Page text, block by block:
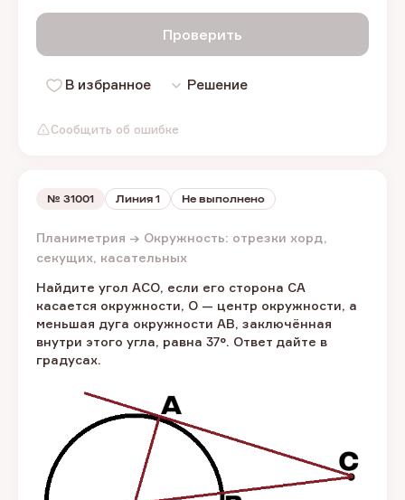
Сообщить об ошибке
Проверить
В избранное Решение
№ 31001 Линия 1 Не выполнено
Планиметрия → Окружность: отрезки хорд,
секущих, касательных
Найдите угол ACO, если его сторона CA
касается окружности, O — центр окружности, а
меньшая дуга окружности AB, заключённая
внутри этого угла, равна 37°. Ответ дайте в
градусах.